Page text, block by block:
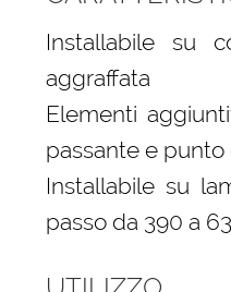
Installabile su
aggraffata
Elementi
passante e
Installabile su
passo da 390 a